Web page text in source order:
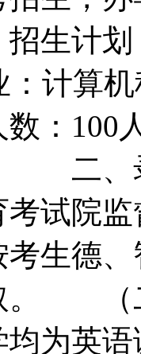
生计划
计算
：100
二、
试院
生德
。 （
均为英